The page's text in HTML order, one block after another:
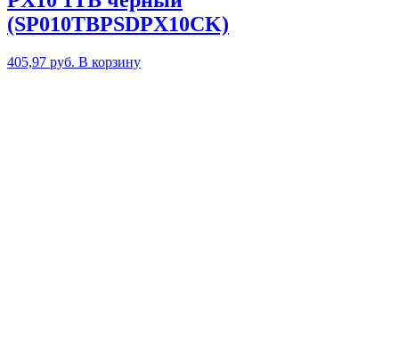
(SP010TBPSDPX10CK)
405,97 руб. В корзину